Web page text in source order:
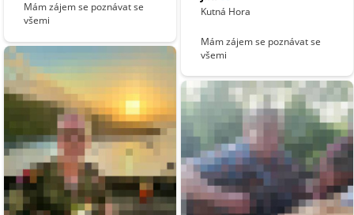
Mám zájem se poznávat se
všemi
Kutná Hora
Mám zájem se poznávat se
všemi